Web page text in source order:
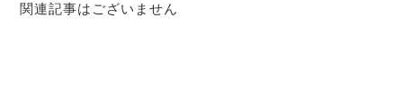
関連記事はございません